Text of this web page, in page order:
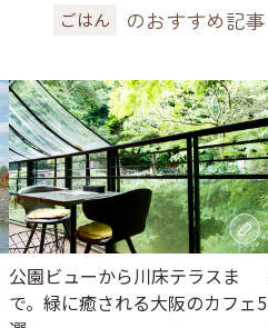
ごはん のおすすめ記事
公園ビューから川床テラスま
で。緑に癒される大阪のカフェ5